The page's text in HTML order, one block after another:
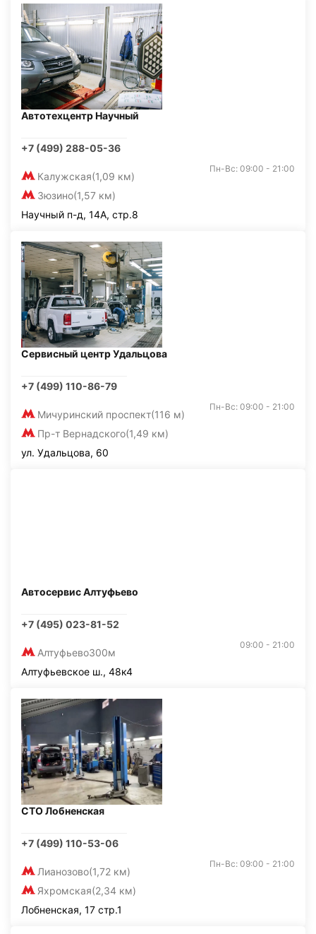
Автотехцентр Научный
+7 (499) 288-05-36
Калужская(1,09 км)
Зюзино(1,57 км)
Пн-Вс: 09:00 - 21:00
Научный п-д, 14А, стр.8
Сервисный центр Удальцова
+7 (499) 110-86-79
Мичуринский проспект(116 м)
Пр-т Вернадского(1,49 км)
Пн-Вс: 09:00 - 21:00
ул. Удальцова, 60
Автосервис Алтуфьево
+7 (495) 023-81-52
Алтуфьево300м
09:00 - 21:00
Алтуфьевское ш., 48к4
СТО Лобненская
+7 (499) 110-53-06
Лианозово(1,72 км)
Яхромская(2,34 км)
Пн-Вс: 09:00 - 21:00
Лобненская, 17 стр.1